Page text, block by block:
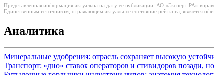
Представленная информация актуальна на дату её публикации. АО «Эксперт РА»
Единственным источником, отражающим актуальное состояние рейтинга, является
Аналитика
Минеральные удобрения: отрасль сохраняет высокую
Транспорт: «дно» ставок операторов и стивидоров позади,